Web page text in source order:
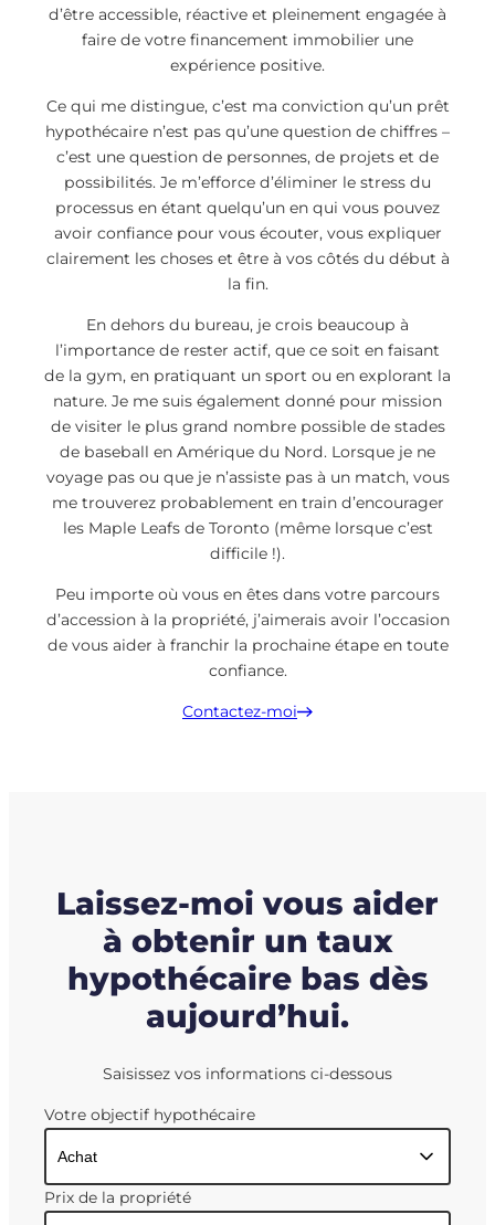
d’être accessible, réactive et pleinement engagée à
faire de votre financement immobilier une
expérience positive.
Ce qui me distingue, c’est ma conviction qu’un prêt
hypothécaire n’est pas qu’une question de chiffres –
c’est une question de personnes, de projets et de
possibilités. Je m’efforce d’éliminer le stress du
processus en étant quelqu’un en qui vous pouvez
avoir confiance pour vous écouter, vous expliquer
clairement les choses et être à vos côtés du début à
la fin.
En dehors du bureau, je crois beaucoup à
l’importance de rester actif, que ce soit en faisant
de la gym, en pratiquant un sport ou en explorant la
nature. Je me suis également donné pour mission
de visiter le plus grand nombre possible de stades
de baseball en Amérique du Nord. Lorsque je ne
voyage pas ou que je n’assiste pas à un match, vous
me trouverez probablement en train d’encourager
les Maple Leafs de Toronto (même lorsque c’est
difficile !).
Peu importe où vous en êtes dans votre parcours
d’accession à la propriété, j’aimerais avoir l’occasion
de vous aider à franchir la prochaine étape en toute
confiance.
Contactez-moi
Laissez-moi vous aider
à obtenir un taux
hypothécaire bas dès
aujourd’hui.
Saisissez vos informations ci-dessous
Votre objectif hypothécaire
Prix de la propriété